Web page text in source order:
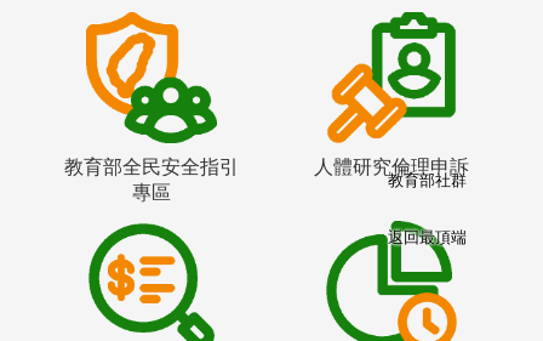
教育部全民安全指引
專區
人體研究倫理申訴
教育部社群
返回最頂端